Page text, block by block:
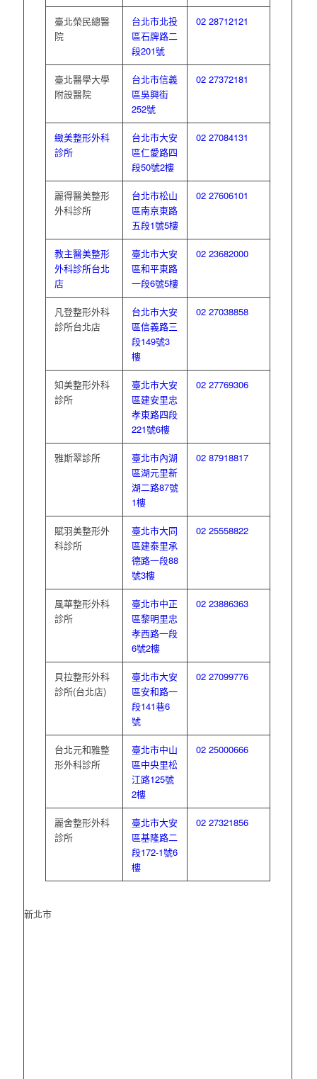
臺北榮民總醫
院
台北市北投
區石牌路二
段201號
02 28712121
臺北醫學大學
附設醫院
台北市信義
區吳興街
252號
02 27372181
緻美整形外科
診所
台北市大安
區仁愛路四
段50號2樓
02 27084131
麗得醫美整形
外科診所
台北市松山
區南京東路
五段1號5樓
02 27606101
教主醫美整形
外科診所台北
店
臺北市大安
區和平東路
一段6號5樓
02 23682000
凡登整形外科
診所台北店
台北市大安
區信義路三
段149號3
樓
02 27038858
知美整形外科
診所
臺北市大安
區建安里忠
孝東路四段
221號6樓
02 27769306
雅斯翠診所
臺北市內湖
區湖元里新
湖二路87號
1樓
02 87918817
賦羽美整形外
科診所
臺北市大同
區建泰里承
德路一段88
號3樓
02 25558822
風華整形外科
診所
臺北市中正
區黎明里忠
孝西路一段
6號2樓
02 23886363
貝拉整形外科
診所(台北店)
臺北市大安
區安和路一
段141巷6
號
02 27099776
台北元和雅整
形外科診所
臺北市中山
區中央里松
江路125號
2樓
02 25000666
麗舍整形外科
診所
臺北市大安
區基隆路二
段172-1號6
樓
02 27321856
新北市